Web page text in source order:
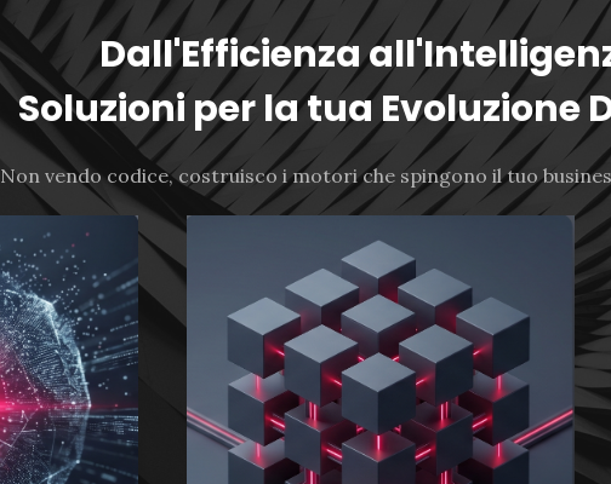
Dall'Efficienza
Soluzioni per la tua Evoluzione
Non vendo codice, costruisco i motori che spingono il tuo